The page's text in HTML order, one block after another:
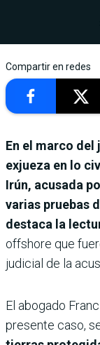
Compartir en redes
En el marco
exjueza en lo
Irún, acusada
varias pruebas
destaca la
offshore que
judicial de la
El abogado
presente caso,